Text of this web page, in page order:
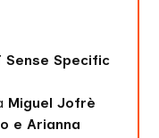
Sense Specific
Miguel Jofrè
e Arianna